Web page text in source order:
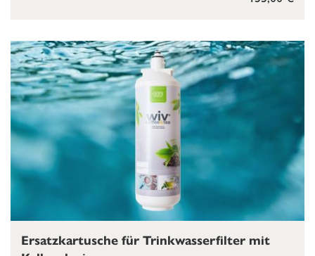
Ersatzkartusche für Trinkwasserfilter mit